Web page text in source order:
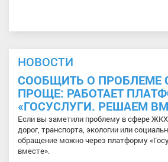
НОВОСТИ
СООБЩИТЬ О ПРОБЛЕМЕ
ПРОЩЕ: РАБОТАЕТ
«ГОСУСЛУГИ. РЕШАЕМ
Если вы заметили проблему в сфере
дорог, транспорта, экологии или
обращение можно через платформу
вместе».